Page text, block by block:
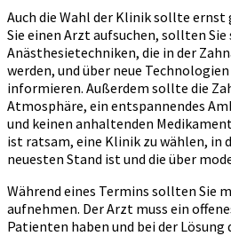
Auch die Wahl der Klinik sollte ernst
Sie einen Arzt aufsuchen, sollten Sie
Anästhesietechniken, die in der
werden, und über neue
informieren. Außerdem sollte die
Atmosphäre, ein entspannendes
und keinen anhaltenden
ist ratsam, eine Klinik zu wählen, in
neuesten Stand ist und die über
Während eines Termins sollten Sie
aufnehmen. Der Arzt muss ein
Patienten haben und bei der